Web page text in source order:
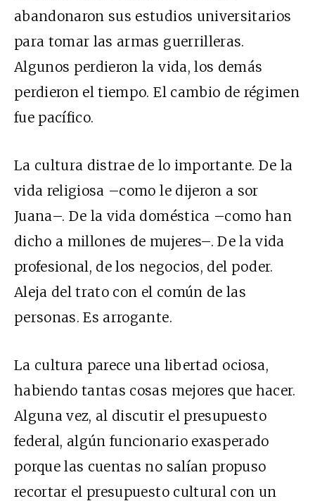
abandonaron sus estudios universitarios
para tomar las armas guerrilleras.
Algunos perdieron la vida, los demás
perdieron el tiempo. El cambio de régimen
fue pacífico.
La cultura distrae de lo importante. De la
vida religiosa –como le dijeron a sor
Juana–. De la vida doméstica –como han
dicho a millones de mujeres–. De la vida
profesional, de los negocios, del poder.
Aleja del trato con el común de las
personas. Es arrogante.
La cultura parece una libertad ociosa,
habiendo tantas cosas mejores que hacer.
Alguna vez, al discutir el presupuesto
federal, algún funcionario exasperado
porque las cuentas no salían propuso
recortar el presupuesto cultural con un